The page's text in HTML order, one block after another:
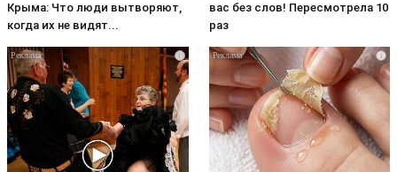
Крыма: Что люди вытворяют,
когда их не видят...
вас без слов! Пересмотрела 10
раз
i i